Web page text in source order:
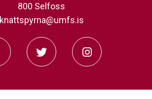
800 Selfoss
knattspyrna@umfs.is